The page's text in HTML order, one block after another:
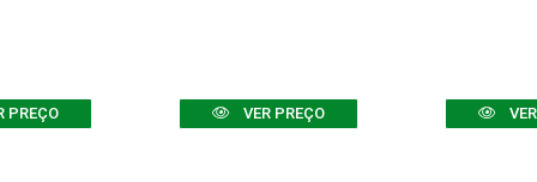
PREÇO VER PREÇO